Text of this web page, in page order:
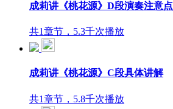
成莉讲《桃花源》D段演奏注意点
共1章节，5.3千次播放
成莉讲《桃花源》C段具体讲解
共1章节，5.8千次播放